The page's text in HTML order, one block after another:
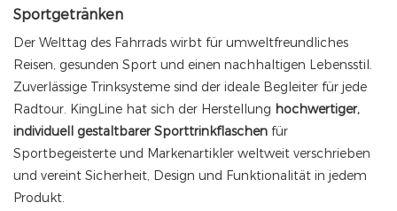
Sportgetränken
Der Welttag des Fahrrads wirbt für umweltfreundliches
Reisen, gesunden Sport und einen nachhaltigen Lebensstil.
Zuverlässige Trinksysteme sind der ideale Begleiter für jede
Radtour. KingLine hat sich der Herstellung hochwertiger,
individuell gestaltbarer Sporttrinkflaschen für
Sportbegeisterte und Markenartikler weltweit verschrieben
und vereint Sicherheit, Design und Funktionalität in jedem
Produkt.